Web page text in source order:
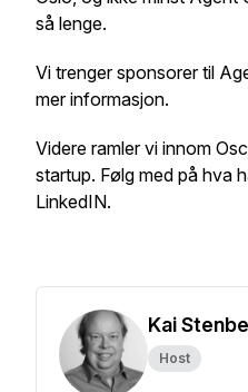
så lenge.
Vi trenger sponsorer til
mer informasjon.
Videre ramler vi innom
startup. Følg med på hva
LinkedIN.
Kai
Host